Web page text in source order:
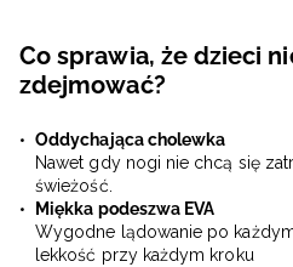
Co sprawia, że dzieci
zdejmować?
Oddychająca cholewka
Nawet gdy nogi nie chcą się
świeżość.
Miękka podeszwa EVA
Wygodne lądowanie po
lekkość przy każdym kroku